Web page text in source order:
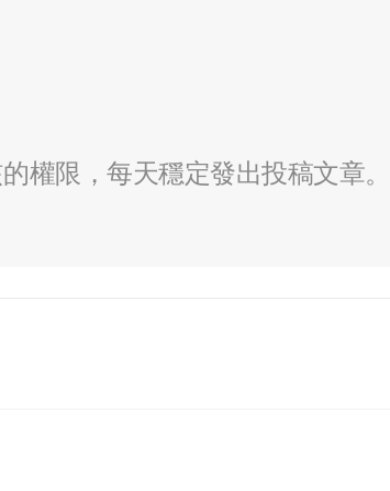
權限，每天穩定發出投稿文章。